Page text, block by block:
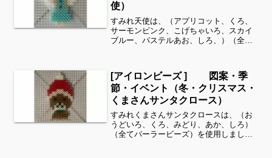
使）
すみれ天使は、（アプリコット、くろ、
サーモンピンク、こげちゃいろ、スカイ
ブルー、パステルあお、しろ、）（全て
虫などシリーズ別に図案を見ることがで
きます！お時間がありまし...
[アイロンビーズ ] 図案・季
節・イベント（冬・クリスマス・
くまさんサンタクロース）
すみれくまさんサンタクロースは、（お
うどいろ、くろ、みどり、あか、しろ）
（全てパーラービーズ）を使用しまし